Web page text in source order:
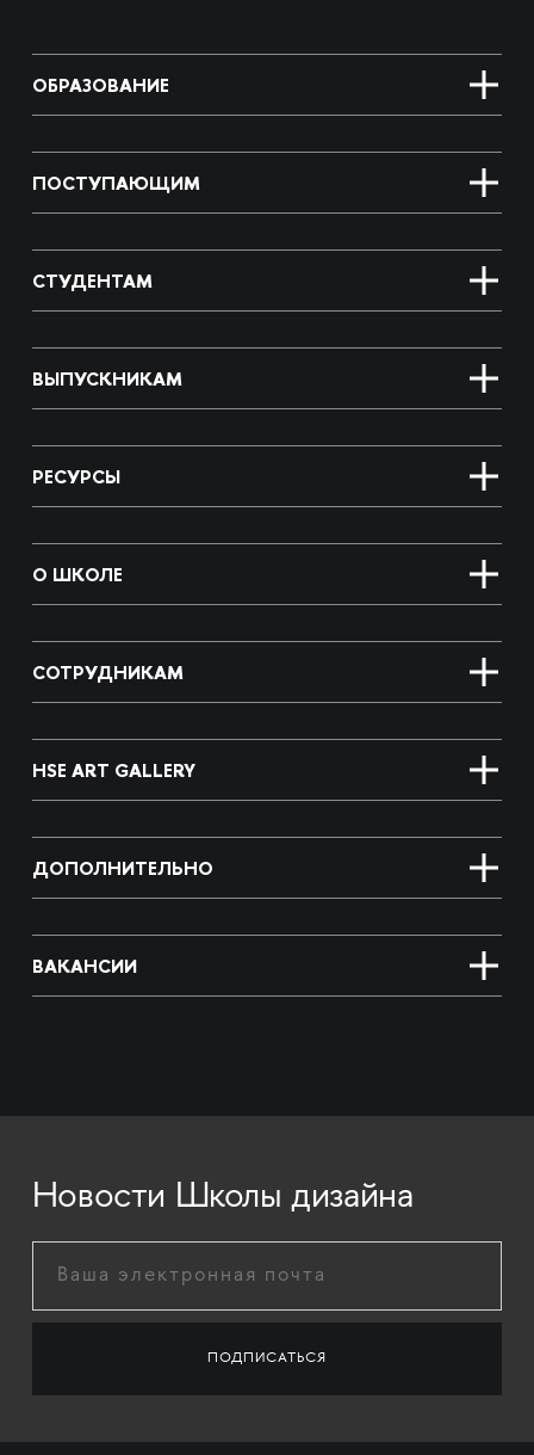
ОБРАЗОВАНИЕ
ПОСТУПАЮЩИМ
СТУДЕНТАМ
ВЫПУСКНИКАМ
РЕСУРСЫ
О ШКОЛЕ
СОТРУДНИКАМ
HSE ART GALLERY
ДОПОЛНИТЕЛЬНО
ВАКАНСИИ
Новости Школы дизайна